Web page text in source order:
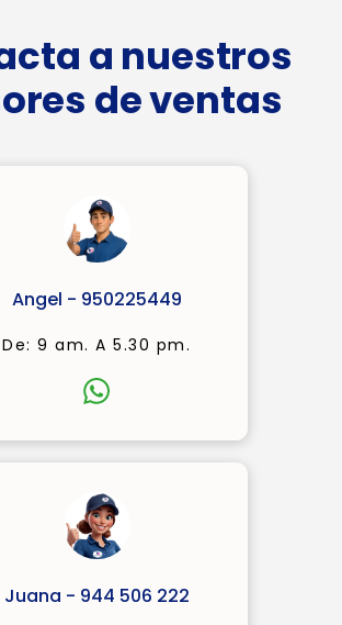
a nuestros
de ventas
Angel - 950225449
De: 9 am. A 5.30 pm.
Juana - 944 506 222